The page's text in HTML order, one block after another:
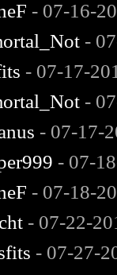
- 07-16-
-
- 07-17-
-
- 07-17-
- 07-
- 07-18-
- 07-22-
- 07-27-